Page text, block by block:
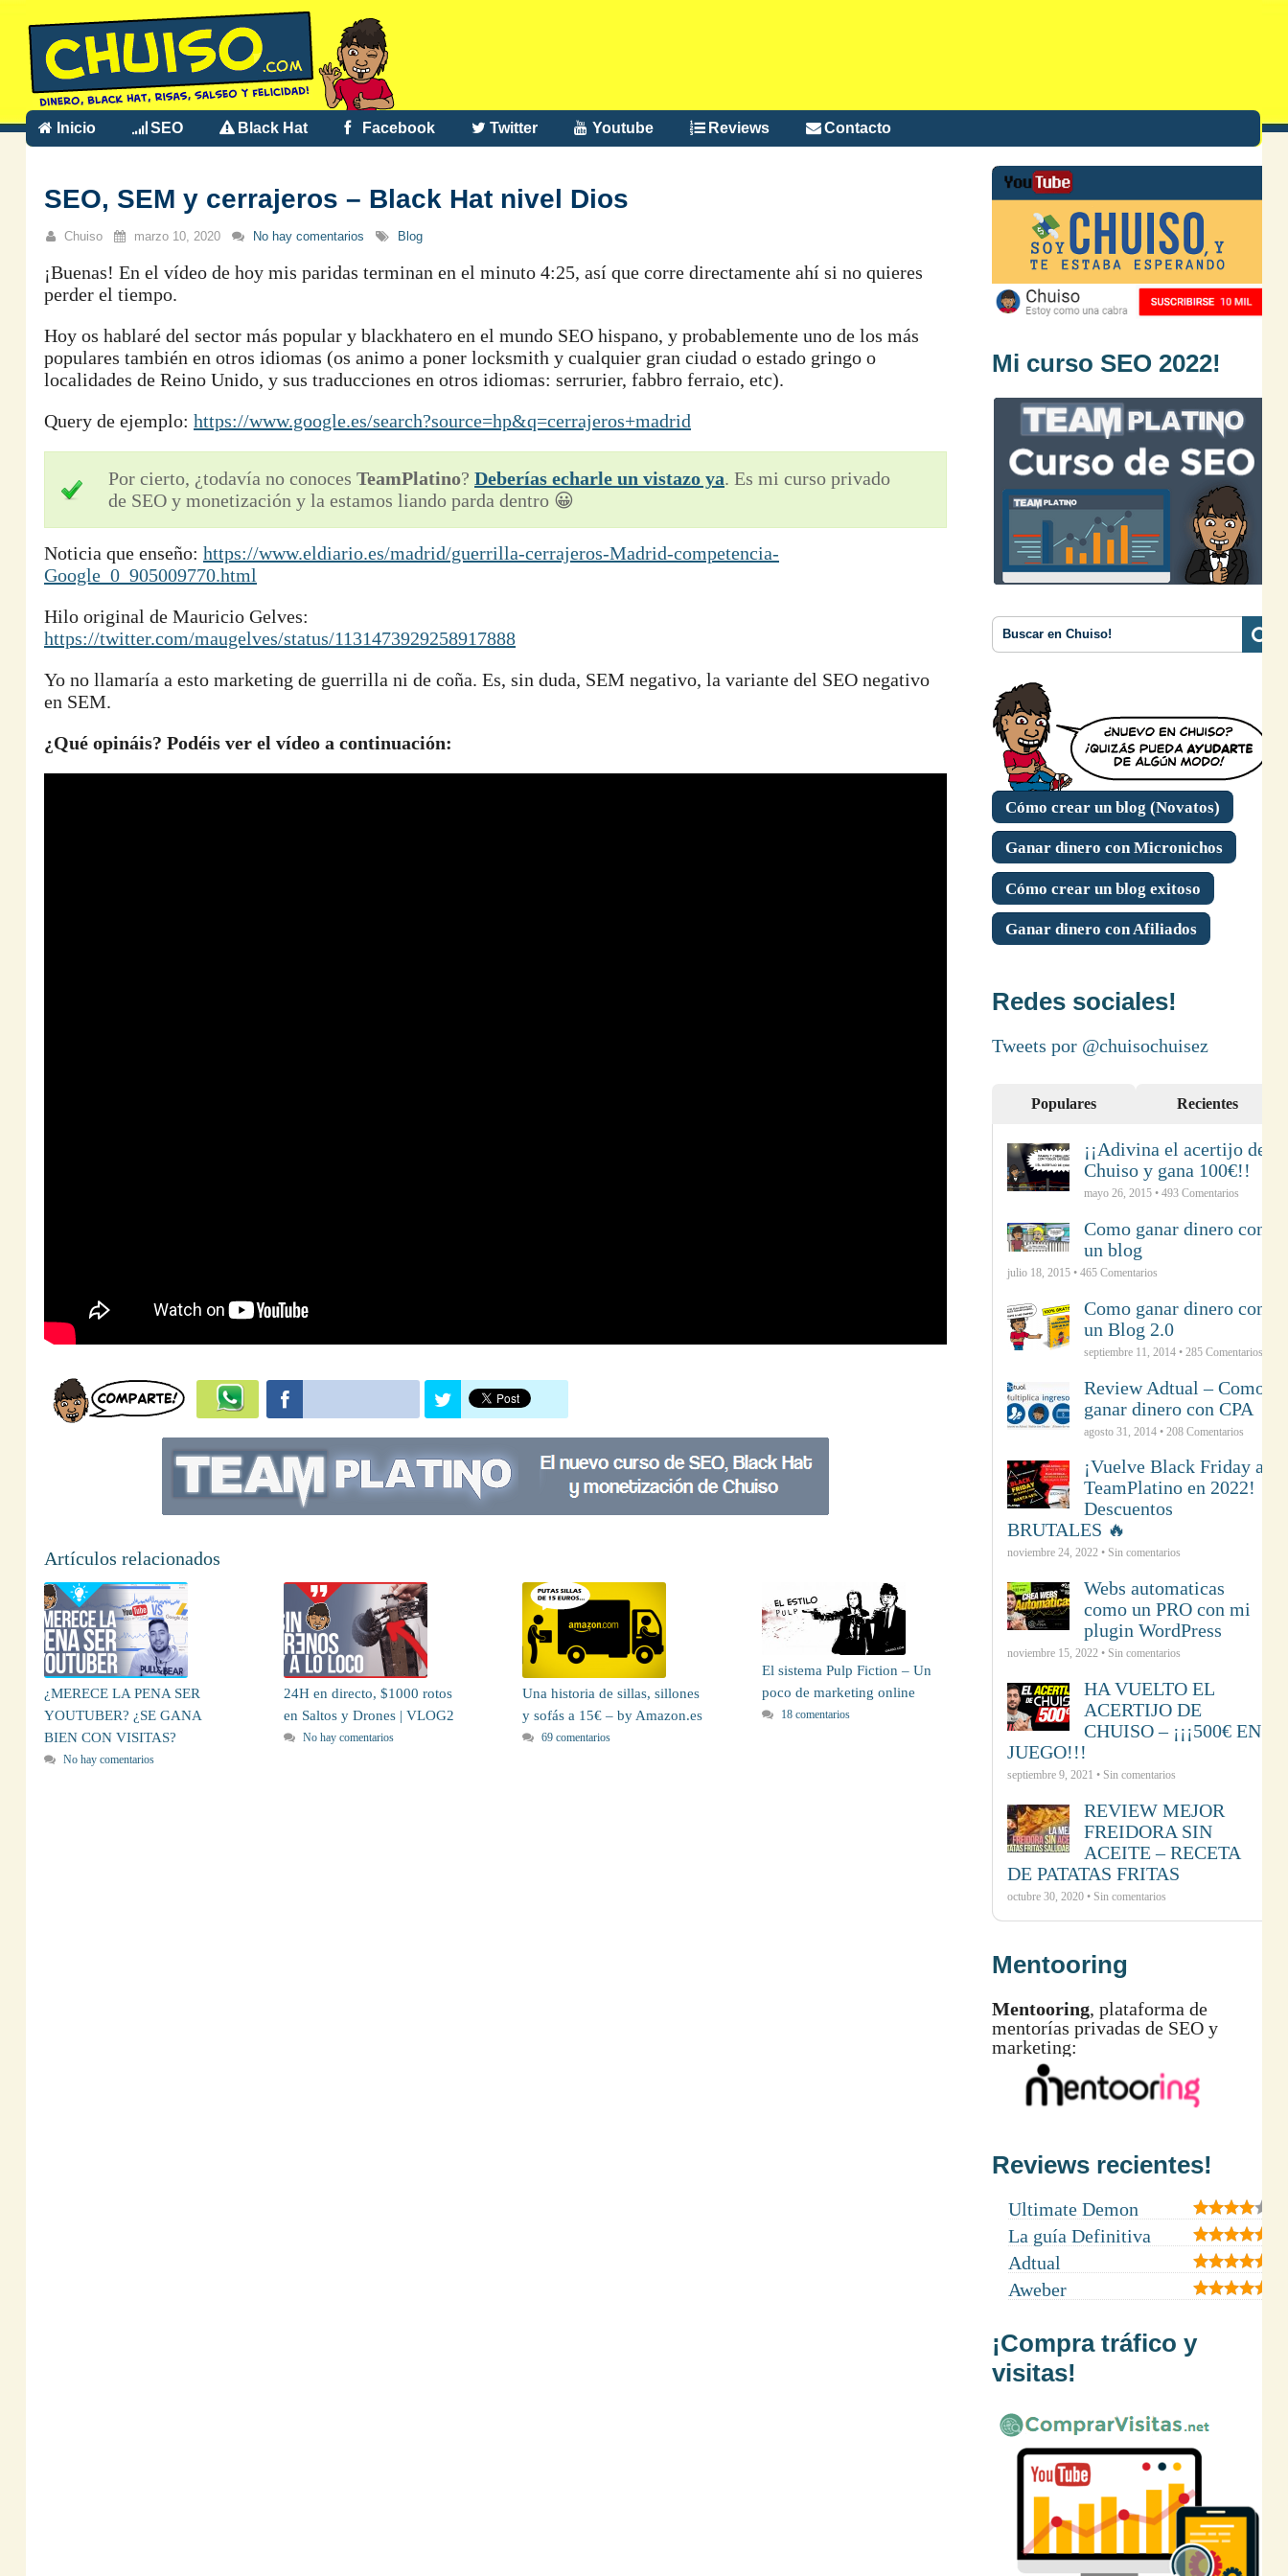
Inicio SEO Black Hat Facebook Twitter Youtube Reviews Contacto
SEO, SEM y cerrajeros – Black Hat nivel Dios
Chuiso marzo 10, 2020 No hay comentarios Blog
¡Buenas! En el vídeo de hoy mis paridas terminan en el minuto 4:25, así que corre directamente ahí si no quieres
perder el tiempo.
Hoy os hablaré del sector más popular y blackhatero en el mundo SEO hispano, y probablemente uno de los más
populares también en otros idiomas (os animo a poner locksmith y cualquier gran ciudad o estado gringo o
localidades de Reino Unido, y sus traducciones en otros idiomas: serrurier, fabbro ferraio, etc).
Query de ejemplo: https://www.google.es/search?source=hp&q=cerrajeros+madrid
Por cierto, ¿todavía no conoces TeamPlatino? Deberías echarle un vistazo ya. Es mi curso privado
de SEO y monetización y la estamos liando parda dentro 😀
Noticia que enseño: https://www.eldiario.es/madrid/guerrilla-cerrajeros-Madrid-competencia-
Google_0_905009770.html
Hilo original de Mauricio Gelves:
https://twitter.com/maugelves/status/1131473929258917888
Yo no llamaría a esto marketing de guerrilla ni de coña. Es, sin duda, SEM negativo, la variante del SEO negativo
en SEM.
¿Qué opináis? Podéis ver el vídeo a continuación:
Artículos relacionados
¿MERECE LA PENA SER
YOUTUBER? ¿SE GANA
BIEN CON VISITAS?
No hay comentarios
24H en directo, $1000 rotos
en Saltos y Drones | VLOG2
No hay comentarios
Una historia de sillas, sillones
y sofás a 15€ – by Amazon.es
69 comentarios
El sistema Pulp Fiction – Un
poco de marketing online
18 comentarios
Mi curso SEO 2022!
Cómo crear un blog (Novatos)
Ganar dinero con Micronichos
Cómo crear un blog exitoso
Ganar dinero con Afiliados
Redes sociales!
Tweets por @chuisochuisez
Populares Recientes
¡¡Adivina el acertijo de
Chuiso y gana 100€!!
mayo 26, 2015 • 493Comentarios
Como ganar dinero con
un blog
julio 18, 2015 • 465Comentarios
Como ganar dinero con
un Blog 2.0
septiembre 11, 2014 • 285Comentarios
Review Adtual – Como
ganar dinero con CPA
agosto 31, 2014 • 208Comentarios
¡Vuelve Black Friday a
TeamPlatino en 2022!
Descuentos
BRUTALES 🔥
noviembre 24, 2022 • Sin comentarios
Webs automaticas
como un PRO con mi
plugin WordPress
noviembre 15, 2022 • Sin comentarios
HA VUELTO EL
ACERTIJO DE
CHUISO – ¡¡¡500€ EN
JUEGO!!!
septiembre 9, 2021 • Sin comentarios
REVIEW MEJOR
FREIDORA SIN
ACEITE – RECETA
DE PATATAS FRITAS
octubre 30, 2020 • Sin comentarios
Mentooring
Mentooring, plataforma de
mentorías privadas de SEO y
marketing:
Reviews recientes!
Ultimate Demon
La guía Definitiva
Adtual
Aweber
¡Compra tráfico y
visitas!